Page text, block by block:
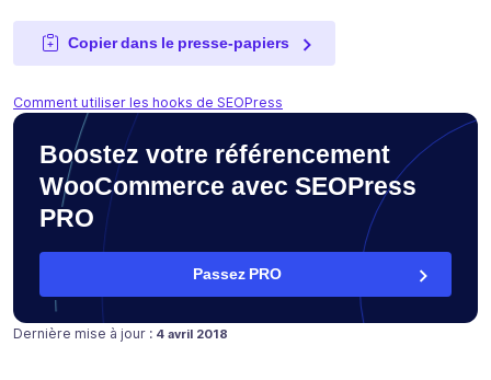
Copier dans le presse-papiers
Comment utiliser les hooks de SEOPress
Boostez votre référencement
WooCommerce avec SEOPress
PRO
Passez PRO
Dernière mise à jour : Publié le
4 avril 2018